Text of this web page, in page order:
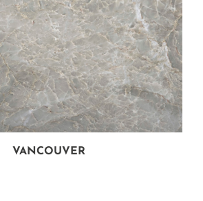
VANCOUVER